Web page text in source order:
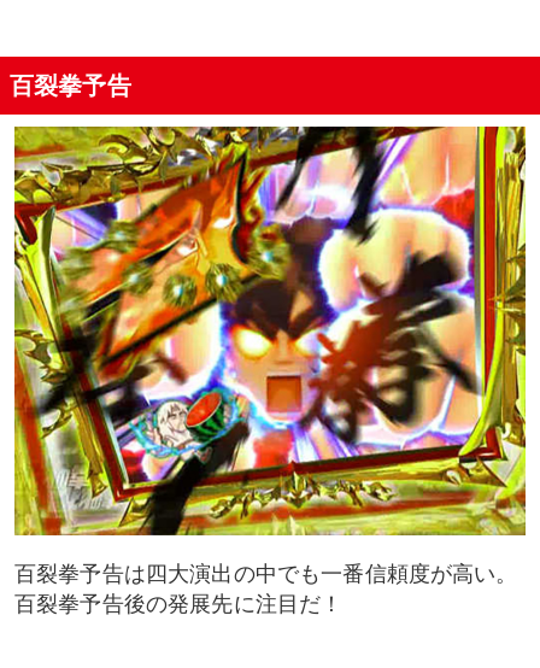
百裂拳予告
百裂拳予告は四大演出の中でも一番信頼度が高い。
百裂拳予告後の発展先に注目だ！